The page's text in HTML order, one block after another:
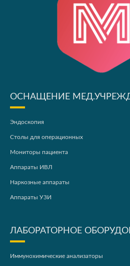
ОСНАЩЕНИЕ
Эндоскопия
Столы для операционных
Мониторы пациента
Аппараты ИВЛ
Наркозные аппараты
Аппараты УЗИ
ЛАБОРАТОРНОЕ
Иммунохимические анализаторы